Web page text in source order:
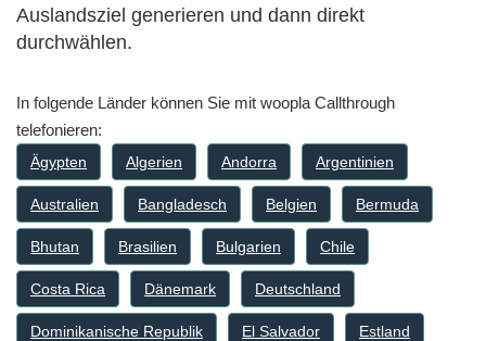
Auslandsziel generieren und dann direkt
durchwählen.
In folgende Länder können Sie mit woopla Callthrough
telefonieren:
Ägypten Algerien Andorra Argentinien
Australien Bangladesch Belgien Bermuda
Bhutan Brasilien Bulgarien Chile
Costa Rica Dänemark Deutschland
Dominikanische Republik El Salvador Estland